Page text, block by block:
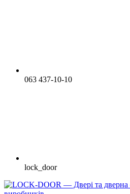
063 437-10-10
lock_door